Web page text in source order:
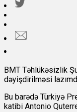
BMT Təhlükəsizlik
dəyişdirilməsi
Bu barədə Türkiyə
katibi Antonio